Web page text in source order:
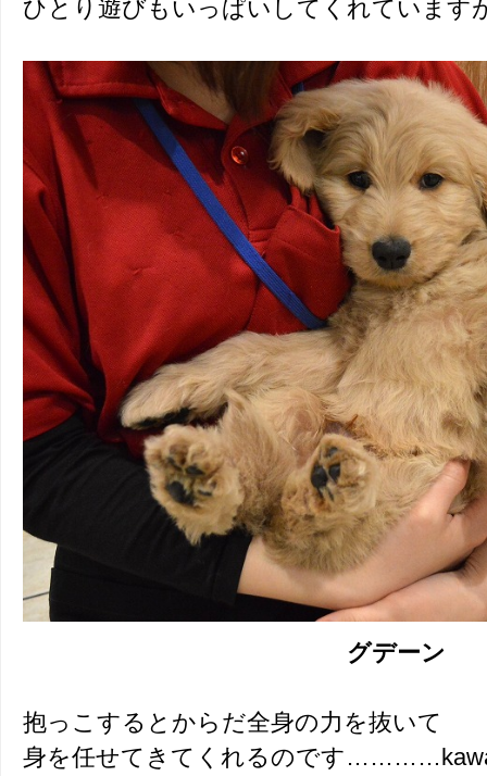
ひとり遊びもいっぱいしてくれています
グデーン
抱っこするとからだ全身の力を抜いて
身を任せてきてくれるのです